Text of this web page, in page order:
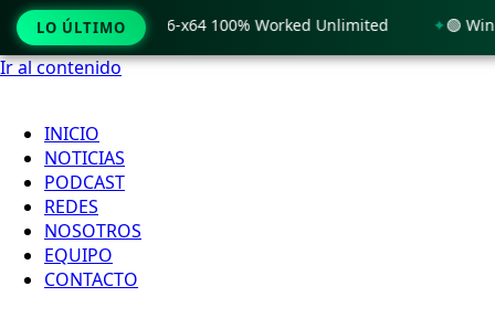
Ir al contenido
INICIO
NOTICIAS
PODCAST
REDES
NOSOTROS
EQUIPO
CONTACTO
LO ÚLTIMO
11 x86-x64 100% Worked Unlimited 🟢 WinRAR